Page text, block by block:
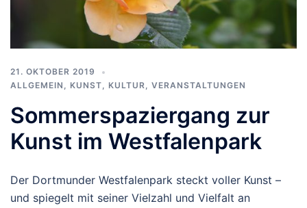
21. OKTOBER 2019
ALLGEMEIN , KUNST, KULTUR, VERANSTALTUNGEN
Sommerspaziergang zur
Kunst im Westfalenpark
Der Dortmunder Westfalenpark steckt voller Kunst –
und spiegelt mit seiner Vielzahl und Vielfalt an